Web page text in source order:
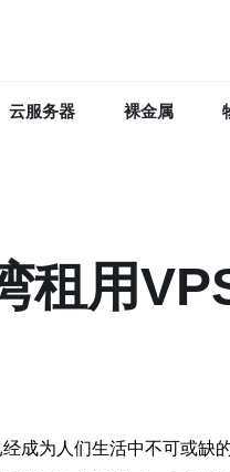
云服务器 裸金属
租用
成为人们生活中不可或